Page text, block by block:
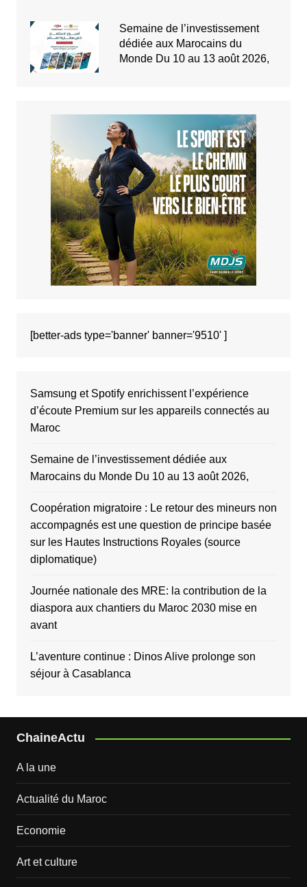
Semaine de l’investissement
dédiée aux Marocains du
Monde Du 10 au 13 août 2026,
[better-ads type='banner' banner='9510' ]
Samsung et Spotify enrichissent l’expérience
d’écoute Premium sur les appareils connectés au
Maroc
Semaine de l’investissement dédiée aux
Marocains du Monde Du 10 au 13 août 2026,
Coopération migratoire : Le retour des mineurs non
accompagnés est une question de principe basée
sur les Hautes Instructions Royales (source
diplomatique)
Journée nationale des MRE: la contribution de la
diaspora aux chantiers du Maroc 2030 mise en
avant
L’aventure continue : Dinos Alive prolonge son
séjour à Casablanca
ChaineActu
A la une
Actualité du Maroc
Economie
Art et culture